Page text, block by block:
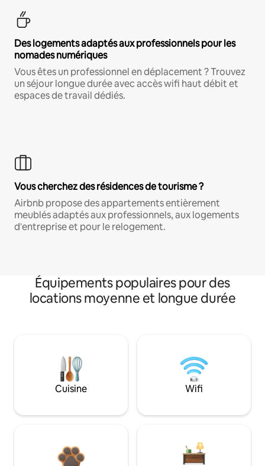
Des logements adaptés aux professionnels pour les
nomades numériques
Vous êtes un professionnel en déplacement ? Trouvez
un séjour longue durée avec accès wifi haut débit et
espaces de travail dédiés.
Vous cherchez des résidences de tourisme ?
Airbnb propose des appartements entièrement
meublés adaptés aux professionnels, aux logements
d'entreprise et pour le relogement.
Équipements populaires pour des
locations moyenne et longue durée
Cuisine Wifi